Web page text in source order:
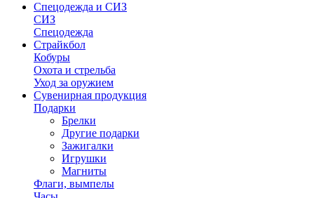
Спецодежда и СИЗ
СИЗ
Спецодежда
Страйкбол
Кобуры
Охота и стрельба
Уход за оружием
Сувенирная продукция
Подарки
Брелки
Другие подарки
Зажигалки
Игрушки
Магниты
Флаги, вымпелы